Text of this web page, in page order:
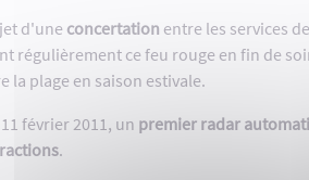
d'une concertation entre les services
régulièrement ce feu rouge en fin de
la plage en saison estivale.
février 2011, un premier radar
.